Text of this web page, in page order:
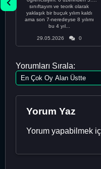
sınıftayım ve teorik olarak
yaklaşık bir buçuk yılım kaldı
ama son 7-neredeyse 8 yılımı
bu 4 yıl...
29.05.2026 0
Yorumları Sırala:
Yorum Yaz
Yorum yapabilmek